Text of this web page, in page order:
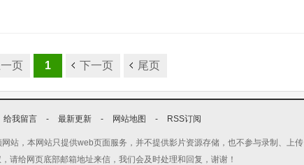
一页 1 下一页 尾页
给我留言 - 最新更新 - 网站地图 - RSS订阅
站，本网站只提供web页面服务，并不提供影片资源存储，也不参与录制、上传
请给网页底部邮箱地址来信，我们会及时处理和回复，谢谢！